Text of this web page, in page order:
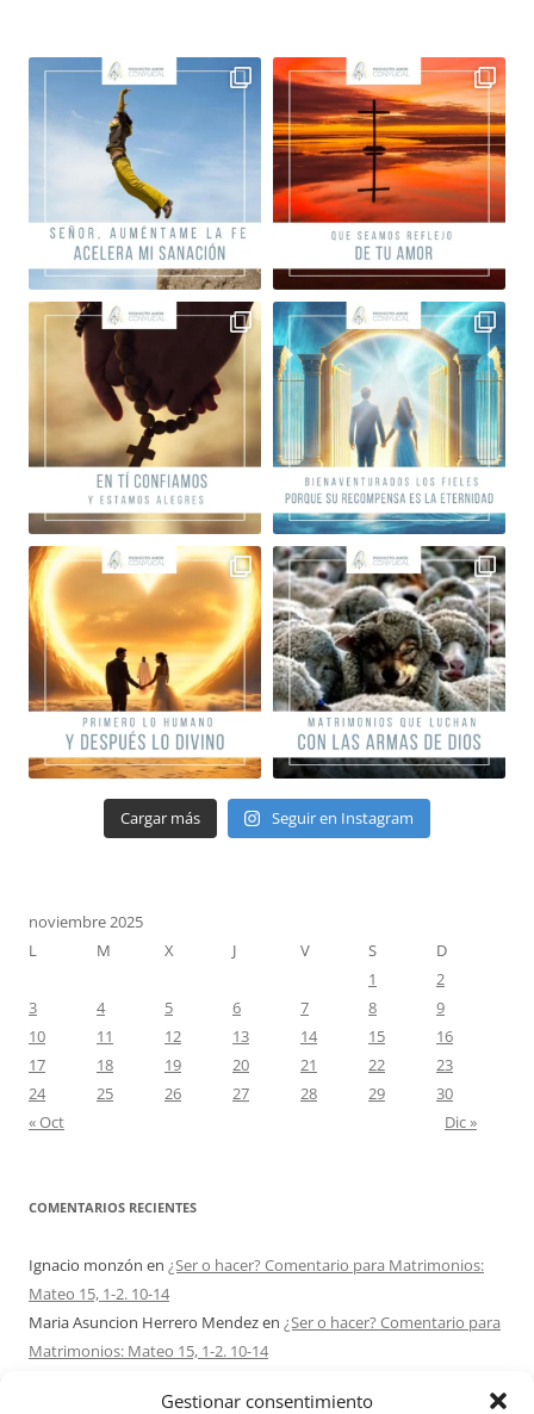
Gestionar consentimiento
Cargar más Seguir en Instagram
noviembre 2025
L
M X J V S
D
1
2
3
4 5 6 7 8
9
10
11 12 13 14 15
16
17
18 19 20 21 22
23
24
25 26 27 28 29
30
« Oct
Dic »
COMENTARIOS RECIENTES
Ignacio monzón en ¿Ser o hacer? Comentario para Matrimonios:
Mateo 15, 1-2. 10-14
Maria Asuncion Herrero Mendezen ¿Ser o hacer? Comentario para
Matrimonios: Mateo 15, 1-2. 10-14
7 – 9 AGOSTO 2026